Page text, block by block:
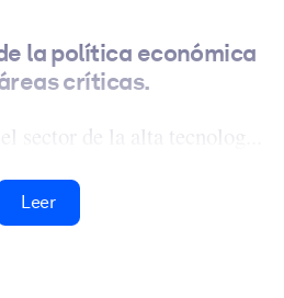
la política económica
críticas.
sector de la alta tecnolog...
Leer